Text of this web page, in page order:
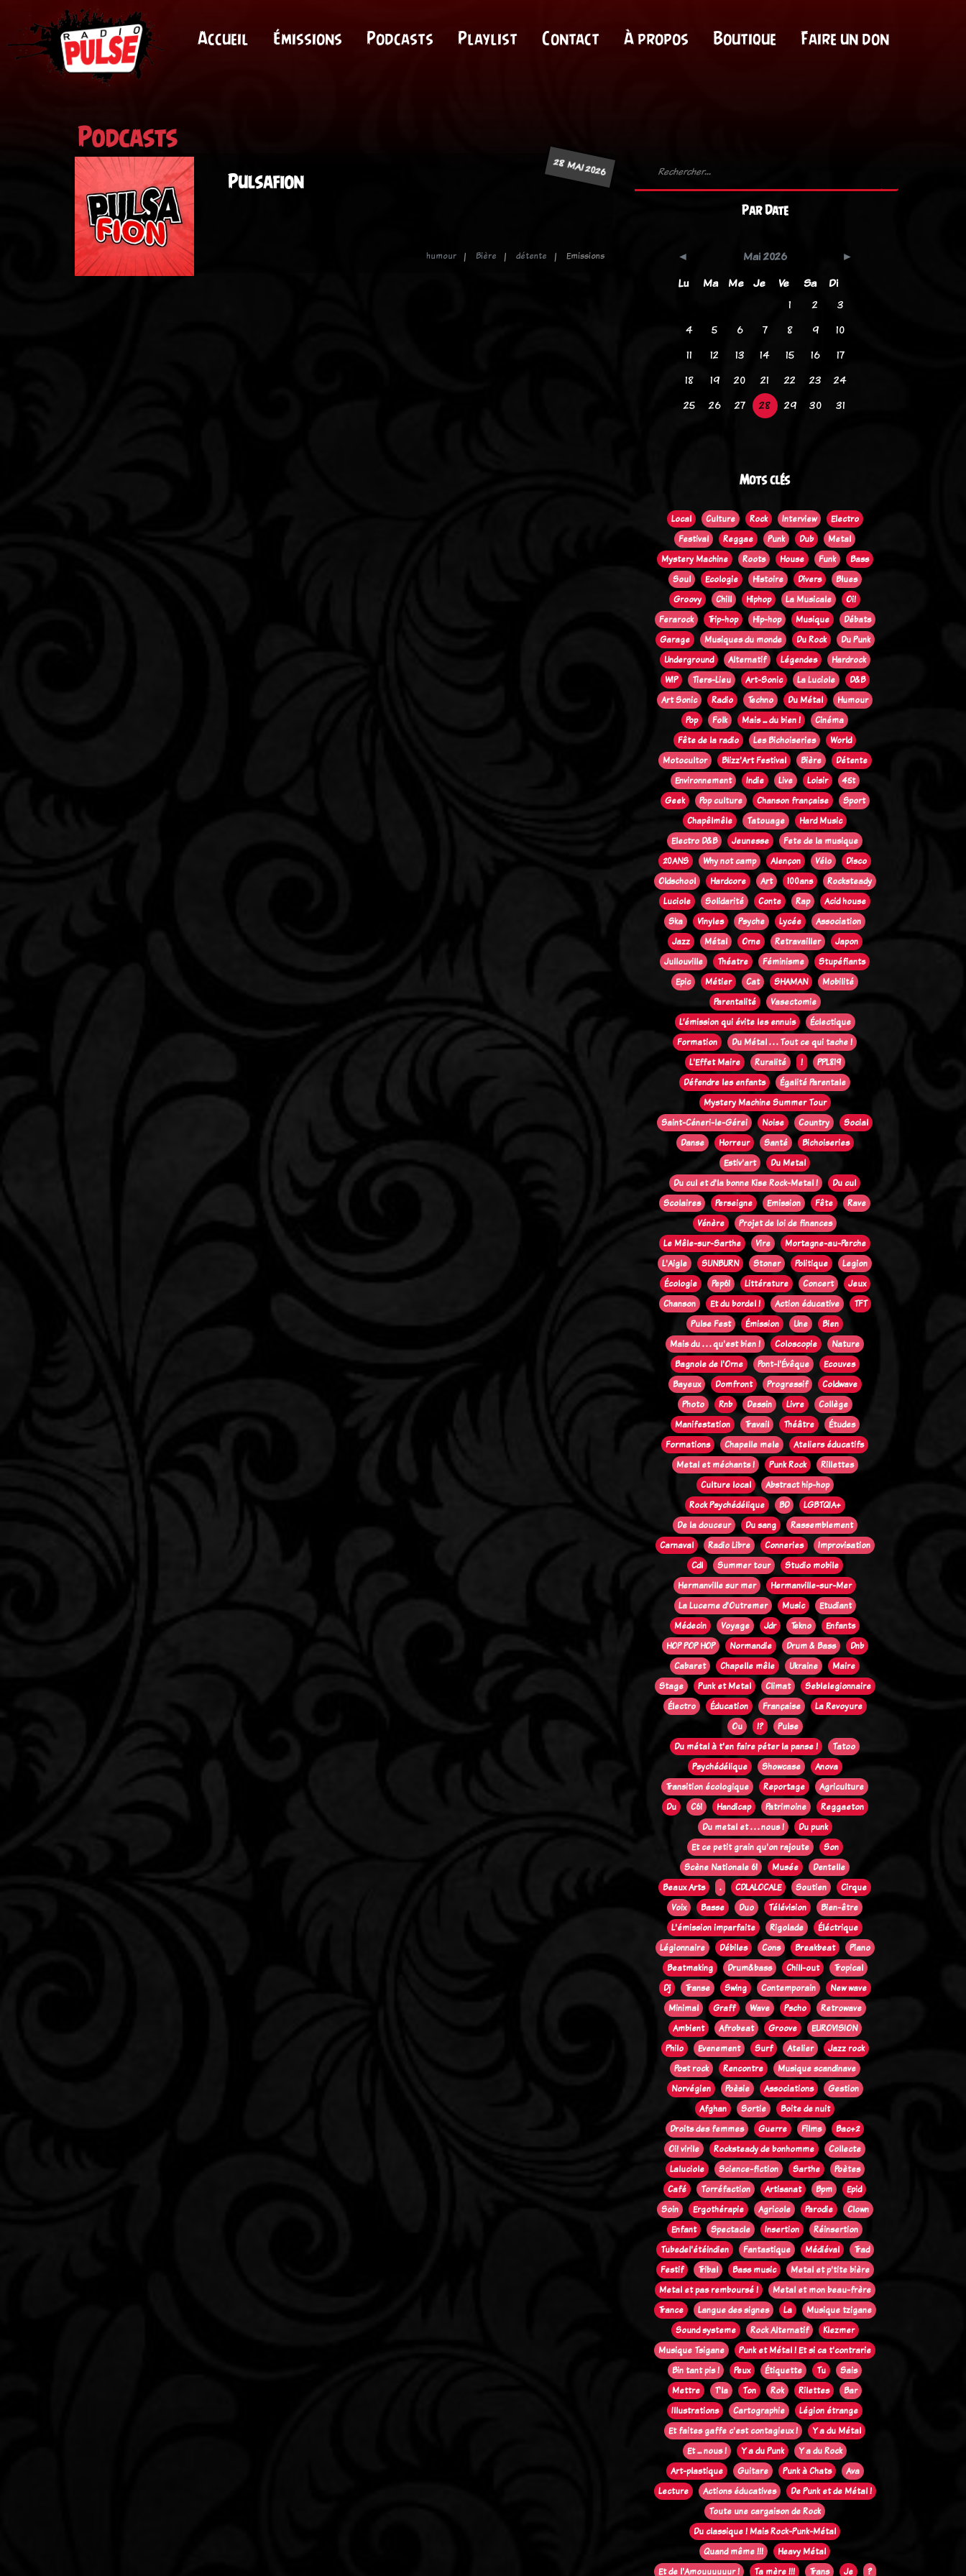
Accueil Émissions Podcasts Playlist Contact À propos Boutique Faire un don
Podcasts
28 MAI 2026
Pulsafion
humour Bière détente Emissions
Par Date
Mai 2026
Lu
Ma Me Je Ve Sa
Di
1
2
3
4
5 6 7 8 9
10
11
12 13 14 15 16
17
18
19 20 21 22 23
24
25
26 27 28 29 30 31
Mots clés
Local Culture Rock Interview
Electro
Festival
Reggae Punk Dub
Metal
Mystery Machine
Roots House Funk
Bass
Soul
Ecologie Histoire Divers
Blues
Groovy
Chill Hiphop La Musicale
Oi!
Ferarock
Trip-hop Hip-hop Musique
Débats
Garage
Musiques du monde Du Rock
Du Punk
Underground
Alternatif Légendes
Hardrock
WIP
Tiers-Lieu Art-Sonic La Luciole
D&B
Art Sonic
Radio Techno Du Métal
Humour
Pop
Folk Mais ... du bien !
Cinéma
Fête de la radio
Les Bichoiseries
World
Motocultor
Blizz'Art Festival Bière
Détente
Environnement
Indie Live Loisir
45t
Geek
Pop culture Chanson française
Sport
Chapêlmêle
Tatouage
Hard Music
Electro D&B
Jeunesse
Fete de la musique
20ANS
Why not camp Alençon Vélo
Disco
Oldschool
Hardcore Art 100ans
Rocksteady
Luciole
Solidarité Conte Rap
Acid house
Ska
Vinyles Psyche Lycée
Association
Jazz
Métal Orne Retravailler
Japon
Jullouville
Théatre Féminisme
Stupéfiants
Epic
Métier Cat SHAMAN
Mobilité
Parentalité
Vasectomie
L’émission qui évite les ennuis
Éclectique
Formation
Du Métal . . . Tout ce qui tache !
L'Effet Maire
Ruralité !
PPL819
Défendre les enfants
Égalité Parentale
Mystery Machine Summer Tour
Saint-Céneri-le-Gérei
Noise Country
Social
Danse
Horreur Santé
Bichoiseries
Estiv'art
Du Metal
Du cul et d'la bonne Kise Rock-Metal !
Du cul
Scolaires
Perseigne Emission Fête
Rave
Vénère
Projet de loi de finances
Le Mêle-sur-Sarthe
Vire
Mortagne-au-Perche
L'Aigle
SUNBURN Stoner Politique
Legion
Écologie
Pep61 Littérature Concert
Jeux
Chanson
Et du bordel ! Action éducative
TFT
Pulse Fest
Émission Une
Bien
Mais du . . . qu'est bien !
Coloscopie
Nature
Bagnole de l'Orne
Pont-l'Évêque
Ecouves
Bayeux
Domfront Progressif
Coldwave
Photo
Rnb Dessin Livre
Collège
Manifestation
Travail Théâtre
Études
Formations
Chapelle mele
Ateliers éducatifs
Metal et méchants !
Punk Rock
Rillettes
Culture local
Abstract hip-hop
Rock Psychédélique
BD
LGBTQIA+
De la douceur
Du sang
Rassemblement
Carnaval
Radio Libre Conneries
Improvisation
Cdl
Summer tour
Studio mobile
Hermanville sur mer
Hermanville-sur-Mer
La Lucerne d'Outremer
Music
Etudiant
Médecin
Voyage Jdr Tekno
Enfants
HOP POP HOP
Normandie Drum & Bass
Dnb
Cabaret
Chapelle mêle Ukraine
Maire
Stage
Punk et Metal Climat
Seblelegionnaire
Électro
Éducation Française
La Revoyure
Ou
!?
Pulse
Du métal à t'en faire péter la panse !
Tatoo
Psychédélique
Showcase
Anova
Transition écologique
Reportage
Agriculture
Du
C61 Handicap Patrimoine
Reggaeton
Du metal et . . . nous !
Du punk
Et ce petit grain qu'on rajoute
Son
Scène Nationale 61
Musée
Dentelle
Beaux Arts
. CDLALOCALE Soutien
Cirque
Voix
Basse Duo Télévision
Bien-être
L'émission imparfaite
Rigolade
Éléctrique
Légionnaire
Débiles Cons Breakbeat
Piano
Beatmaking
Drum&bass Chill-out
Tropical
Dj
Transe Swing Contemporain
New wave
Minimal
Graff Wave Pscho
Retrowave
Ambient
Afrobeat Groove
EUROVISION
Philo
Evenement Surf Atelier
Jazz rock
Post rock
Rencontre
Musique scandinave
Norvégien
Poèsie Associations
Gestion
Afghan
Sortie
Boite de nuit
Droits des femmes
Guerre Films
Bac+2
Oi! virile
Rocksteady de bonhomme
Collecte
Laluciole
Science-fiction Sarthe
Poètes
Café
Torréfaction Artisanat Bpm
Epid
Soin
Ergothérapie Agricole Parodie
Clown
Enfant
Spectacle Insertion
Réinsertion
Tubedel'étéindien
Fantastique Médiéval
Trad
Festif
Tribal Bass music
Metal et p'tite bière
Metal et pas remboursé !
Metal et mon beau-frère
Trance
Langue des signes La
Musique tzigane
Sound systeme
Rock Alternatif
Klezmer
Musique Tsigane
Punk et Métal ! Et si ca t'contrarie
Bin tant pis !
Peux Étiquette Tu
Sais
Mettre
T'la Ton Rok Rilettes
Bar
Illustrations
Cartographie
Légion étrange
Et faites gaffe c'est contagieux !
Y a du Métal
Et ... nous !
Y a du Punk
Y a du Rock
Art-plastique
Guitare Punk à Chats
Ava
Lecture
Actions éducatives
De Punk et de Métal !
Toute une cargaison de Rock
Du classique ! Mais Rock-Punk-Métal
Quand même !!!
Heavy Métal
Et de l'Amouuuuuur !
Ta mère !!! Trans Je ?